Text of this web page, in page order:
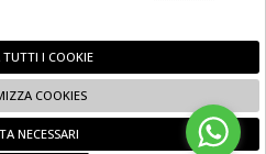
di tutti i brand.
originali
TUTTI I COOKIE
COOKIES
NECESSARI